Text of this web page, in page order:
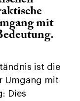
mit
ist die
Umgang mit
Dies